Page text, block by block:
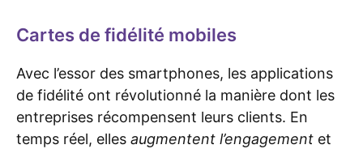
Cartes de fidélité mobiles
Avec l’essor des smartphones, les applications
de fidélité ont révolutionné la manière dont les
entreprises récompensent leurs clients. En
temps réel, elles augmentent l’engagement et